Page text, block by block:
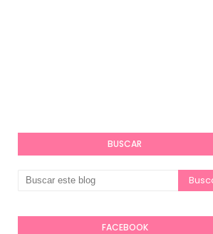
BUSCAR
FACEBOOK